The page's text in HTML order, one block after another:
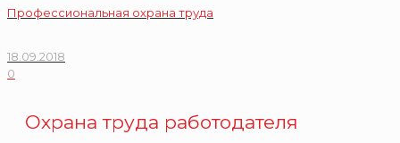
Профессиональная охрана труда
18.09.2018
0
Охрана труда работодателя